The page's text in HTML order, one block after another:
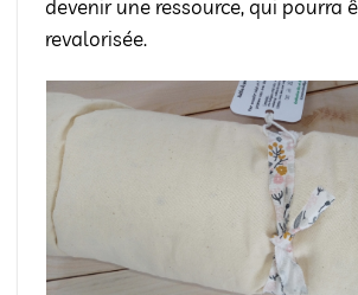
devenir une ressource, qui pourra
revalorisée.